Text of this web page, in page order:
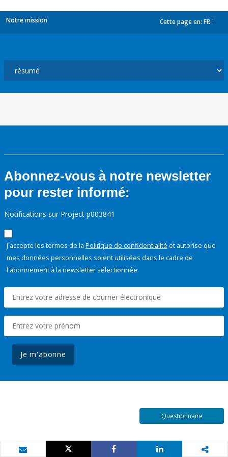
Notre mission Cette page en: FR
Abonnez-vous à notre newsletter
pour rester informé:
Notifications sur Project p003841
J'accepte les termes de la Politique de confidentialité et autorise que
mes données personnelles soient utilisées dans le cadre de
l'abonnement à la newsletter sélectionnée.
Je m'abonne
Questionnaire